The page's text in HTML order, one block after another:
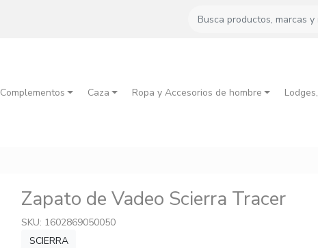
Complementos Caza Ropa y Accesorios de hombre
Zapato de Vadeo Scierra Tracer
SKU: 1602869050050
SCIERRA